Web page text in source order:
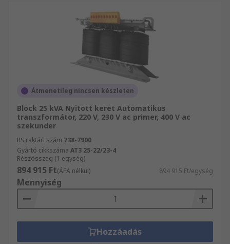
Átmenetileg nincsen készleten
Block 25 kVA Nyitott keret Automatikus
transzformátor, 220 V, 230 V ac primer, 400 V ac
szekunder
RS raktári szám 738-7900
Gyártó cikkszáma AT3 25-22/23-4
Részösszeg (1 egység)
894 915 Ft(ÁFA nélkül) 894 915 Ft/egység
Mennyiség
Hozzáadás